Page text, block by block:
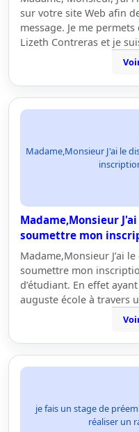
sur votre site Web afin
message. Je me
Lizeth Contreras et je
Madame,Monsieur J'ai le
Madame,Monsieur
soumettre mon
Madame,Monsieur J’ai
soumettre mon
d’étudiant. En effet
auguste école à travers
je fais un stage de
réaliser un